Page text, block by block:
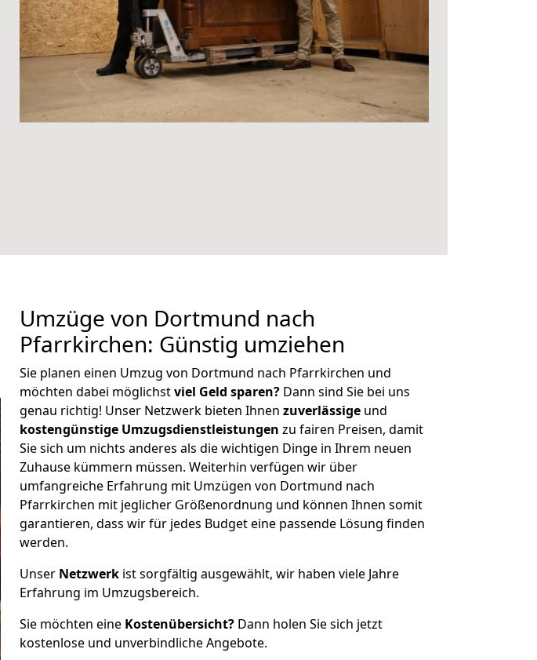
Umzüge von Dortmund nach
Pfarrkirchen: Günstig umziehen
Sie planen einen Umzug von Dortmund nach Pfarrkirchen und
möchten dabei möglichstviel Geld sparen? Dann sind Sie bei uns
genau richtig! Unser Netzwerk bieten Ihnen zuverlässige und
kostengünstige Umzugsdienstleistungen zu fairen Preisen, damit
Sie sich um nichts anderes als die wichtigen Dinge in Ihrem neuen
Zuhause kümmern müssen. Weiterhin verfügen wir über
umfangreiche Erfahrung mit Umzügen von Dortmund nach
Pfarrkirchen mit jeglicher Größenordnung und können Ihnen somit
garantieren, dass wir für jedes Budget eine passende Lösung finden
werden.
Unser Netzwerk ist sorgfältig ausgewählt, wir haben viele Jahre
Erfahrung im Umzugsbereich.
Sie möchten eine Kostenübersicht? Dann holen Sie sich jetzt
kostenlose und unverbindliche Angebote.